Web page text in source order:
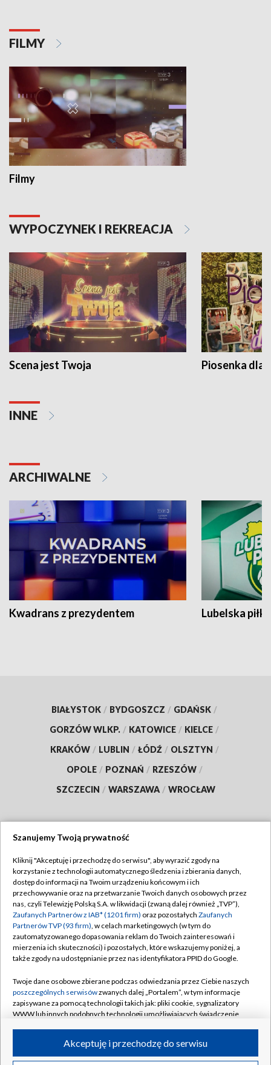
FILMY
Filmy
WYPOCZYNEK I REKREACJA
Scena jest Twoja Piosenka dla
INNE
ARCHIWALNE
Kwadrans z prezydentem Lubelska piłka
BIAŁYSTOK / BYDGOSZCZ / GDAŃSK /
GORZÓW WLKP. / KATOWICE / KIELCE /
KRAKÓW / LUBLIN / ŁÓDŹ / OLSZTYN /
OPOLE / POZNAŃ / RZESZÓW /
SZCZECIN / WARSZAWA / WROCŁAW
TVP
Abonament TVP
Emisja w TVP
Centrum informacji TVP
Naziemna Telewizja Cyfrowa
Rada Programowa
System NOS
Informacje o nadawcy
Program dla prasy
Regulamin TVP
Polityka prywatności
Moje zgody
Pomoc
Kontakt
Kanały
©2026 Telewizja Polska S.A. w likwidacji
Szanujemy Twoją prywatność
Kliknij "Akceptuję i przechodzę do serwisu", aby wyrazić zgody na
korzystanie z technologii automatycznego śledzenia i zbierania danych,
dostęp do informacji na Twoim urządzeniu końcowym i ich
przechowywanie oraz na przetwarzanie Twoich danych osobowych przez
nas, czyli Telewizję Polską S.A. w likwidacji (zwaną dalej również „TVP”),
Zaufanych Partnerów z IAB* (1201 firm) oraz pozostałych Zaufanych
Partnerów TVP (93 firm), w celach marketingowych (w tym do
zautomatyzowanego dopasowania reklam do Twoich zainteresowań i
mierzenia ich skuteczności) i pozostałych, które wskazujemy poniżej, a
także zgody na udostępnianie przez nas identyfikatora PPID do Google.
Twoje dane osobowe zbierane podczas odwiedzania przez Ciebie naszych
poszczególnych serwisówzwanych dalej „Portalem”, w tym informacje
zapisywane za pomocą technologii takich jak: pliki cookie, sygnalizatory
WWW lub innych podobnych technologii umożliwiających świadczenie
ruchu w Internecie.Akceptuję i przechodzę do serwisu